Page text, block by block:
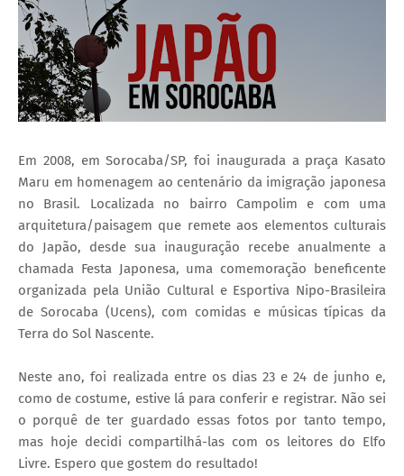
Em 2008, em Sorocaba/SP, foi inaugurada a praça Kasato
Maru em homenagem ao centenário da imigração japonesa
no Brasil. Localizada no bairro Campolim e com uma
arquitetura/paisagem que remete aos elementos culturais
do Japão, desde sua inauguração recebe anualmente a
chamada Festa Japonesa, uma comemoração beneficente
organizada pela União Cultural e Esportiva Nipo-Brasileira
de Sorocaba (Ucens), com comidas e músicas típicas da
Terra do Sol Nascente.
Neste ano, foi realizada entre os dias 23 e 24 de junho e,
como de costume, estive lá para conferir e registrar. Não sei
o porquê de ter guardado essas fotos por tanto tempo,
mas hoje decidi compartilhá-las com os leitores do Elfo
Livre. Espero que gostem do resultado!